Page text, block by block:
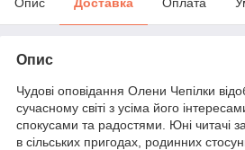
Опис
Чудові оповідання Олени Чепілки
сучасному світі з усіма його
спокусами та радостями. Юні читачі
в сільських пригодах, родинних